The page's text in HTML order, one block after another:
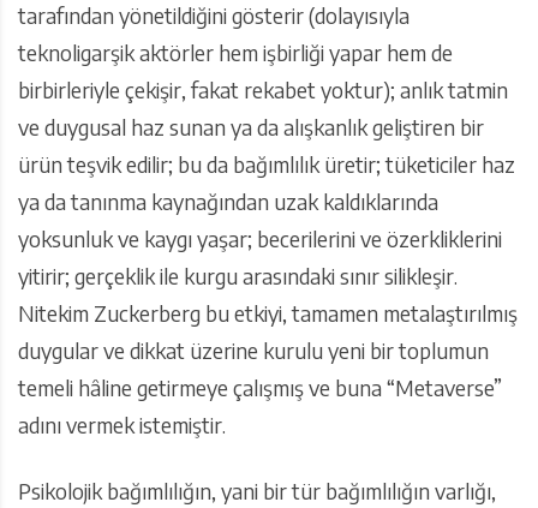
tarafından yönetildiğini gösterir (dolayısıyla
teknoligarşik aktörler hem işbirliği yapar hem de
birbirleriyle çekişir, fakat rekabet yoktur); anlık tatmin
ve duygusal haz sunan ya da alışkanlık geliştiren bir
ürün teşvik edilir; bu da bağımlılık üretir; tüketiciler haz
ya da tanınma kaynağından uzak kaldıklarında
yoksunluk ve kaygı yaşar; becerilerini ve özerkliklerini
yitirir; gerçeklik ile kurgu arasındaki sınır silikleşir.
Nitekim Zuckerberg bu etkiyi, tamamen metalaştırılmış
duygular ve dikkat üzerine kurulu yeni bir toplumun
temeli hâline getirmeye çalışmış ve buna “Metaverse”
adını vermek istemiştir.
Psikolojik bağımlılığın, yani bir tür bağımlılığın varlığı,